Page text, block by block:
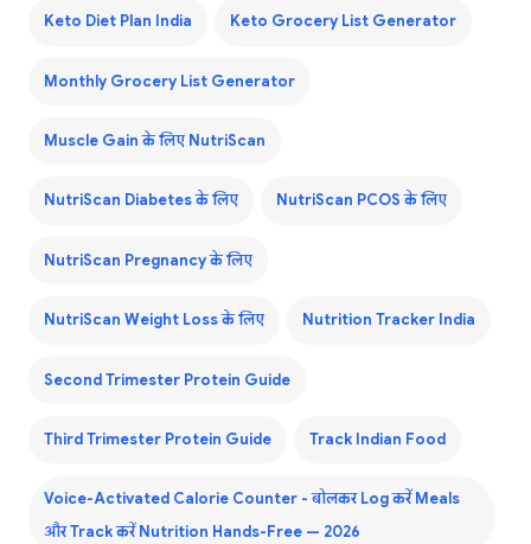
Keto Diet Plan India Keto Grocery List Generator
Monthly Grocery List Generator
Muscle Gain के लिए NutriScan
NutriScan Diabetes के लिए NutriScan PCOS के लिए
NutriScan Pregnancy के लिए
NutriScan Weight Loss के लिए Nutrition Tracker India
Second Trimester Protein Guide
Third Trimester Protein Guide Track Indian Food
Voice-Activated Calorie Counter - बोलकर Log करें Meals
और Track करें Nutrition Hands-Free — 2026